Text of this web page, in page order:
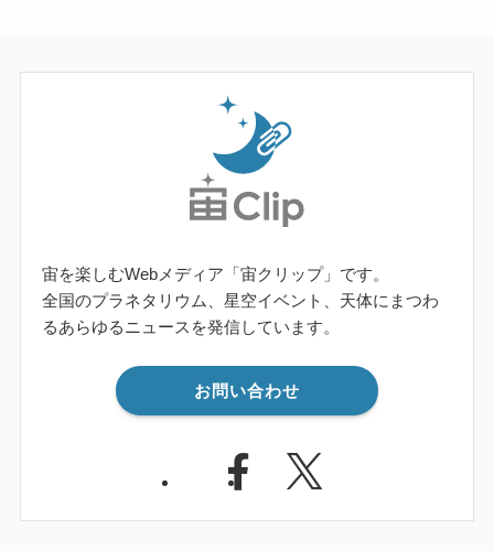
宙を楽しむWebメディア「宙クリップ」です。
全国のプラネタリウム、星空イベント、天体にまつわ
るあらゆるニュースを発信しています。
お問い合わせ